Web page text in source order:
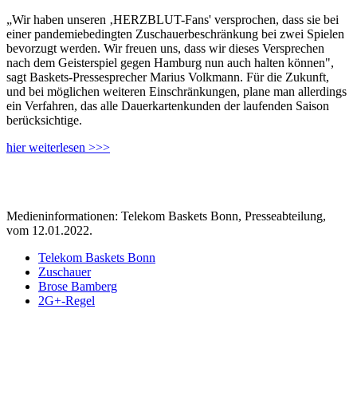
„Wir haben unseren ‚HERZBLUT-Fans' versprochen, dass sie bei
einer pandemiebedingten Zuschauerbeschränkung bei zwei Spielen
bevorzugt werden. Wir freuen uns, dass wir dieses Versprechen
nach dem Geisterspiel gegen Hamburg nun auch halten können",
sagt Baskets-Pressesprecher Marius Volkmann. Für die Zukunft,
und bei möglichen weiteren Einschränkungen, plane man allerdings
ein Verfahren, das alle Dauerkartenkunden der laufenden Saison
berücksichtige.
hier weiterlesen >>>
Medieninformationen: Telekom Baskets Bonn, Presseabteilung,
vom 12.01.2022.
Telekom Baskets Bonn
Zuschauer
Brose Bamberg
2G+-Regel